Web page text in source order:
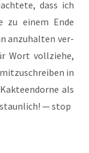
dass ich
zu einem Ende
anzu­hal­ten ver­
Wort voll­zie­he,
in
als
— stop